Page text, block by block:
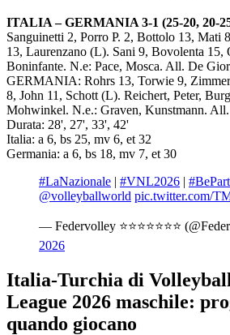
ITALIA – GERMANIA 3-1 (25-20, 20-
Sanguinetti 2, Porro P. 2, Bottolo 13, Mati
13, Laurenzano (L). Sani 9, Bovolenta 15,
Boninfante. N.e: Pace, Mosca. All. De
GERMANIA: Rohrs 13, Torwie 9,
8, John 11, Schott (L). Reichert, Peter,
Mohwinkel. N.e.: Graven, Kunstmann.
Durata: 28', 27', 33', 42'
Italia: a 6, bs 25, mv 6, et 32
Germania: a 6, bs 18, mv 7, et 30
#LaNazionale | #VNL2026 |
@volleyballworld pic.twitter.com/
— Federvolley ⭐️⭐️⭐️⭐️⭐️⭐️⭐️
2026
Italia-Turchia di
League 2026 maschile:
quando giocano